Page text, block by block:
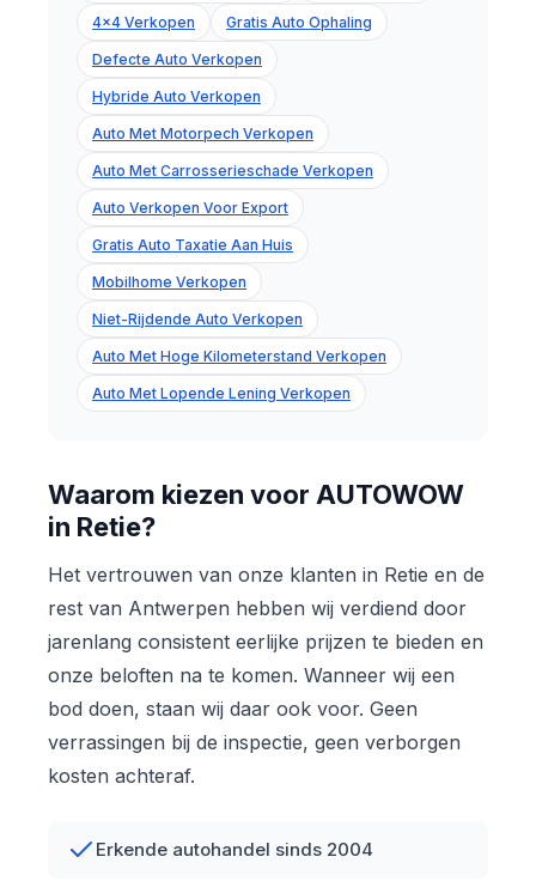
4x4 Verkopen Gratis Auto Ophaling
Defecte Auto Verkopen
Hybride Auto Verkopen
Auto Met Motorpech Verkopen
Auto Met Carrosserieschade Verkopen
Auto Verkopen Voor Export
Gratis Auto Taxatie Aan Huis
Mobilhome Verkopen
Niet-Rijdende Auto Verkopen
Auto Met Hoge Kilometerstand Verkopen
Auto Met Lopende Lening Verkopen
Waarom kiezen voor AUTOWOW
in Retie?
Het vertrouwen van onze klanten in Retie en de
rest van Antwerpen hebben wij verdiend door
jarenlang consistent eerlijke prijzen te bieden en
onze beloften na te komen. Wanneer wij een
bod doen, staan wij daar ook voor. Geen
verrassingen bij de inspectie, geen verborgen
kosten achteraf.
Erkende autohandel sinds 2004